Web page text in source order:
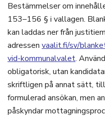
Bestämmelser om
153–156 § i vallagen.
kan laddas ner från
adressen vaalit.fi/sv/
vid-kommunalvalet.
obligatorisk, utan
skriftligen på annat sätt,
formulerad ansökan, men
påskyndar